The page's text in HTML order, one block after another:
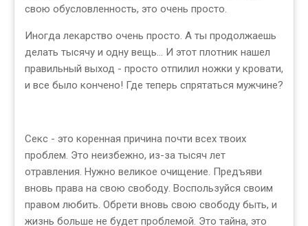
свою обусловленность, это очень просто.
Иногда лекарство очень просто. А ты продолжаешь
делать тысячу и одну вещь... И этот плотник нашел
правильный выход - просто отпилил ножки у кровати,
и все было кончено! Где теперь спрятаться мужчине?
Секс - это коренная причина почти всех твоих
проблем. Это неизбежно, из-за тысяч лет
отравления. Нужно великое очищение. Предъяви
вновь права на свою свободу. Воспользуйся своим
правом любить. Обрети вновь свою свободу быть, и
жизнь больше не будет проблемой. Это тайна, это